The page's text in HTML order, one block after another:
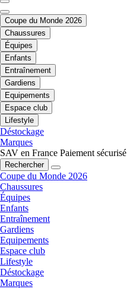
Coupe du Monde 2026
Chaussures
Équipes
Enfants
Entraînement
Gardiens
Equipements
Espace club
Lifestyle
Déstockage
Marques
SAV en France Paiement sécurisé
Rechercher
Coupe du Monde 2026
Chaussures
Équipes
Enfants
Entraînement
Gardiens
Equipements
Espace club
Lifestyle
Déstockage
Marques